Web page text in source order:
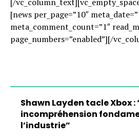
[news per_page=”10″
meta_comment_count=”1″
page_numbers=”enabled”][/
Shawn Layden tacle Xbox :
incompréhension
l’industrie”